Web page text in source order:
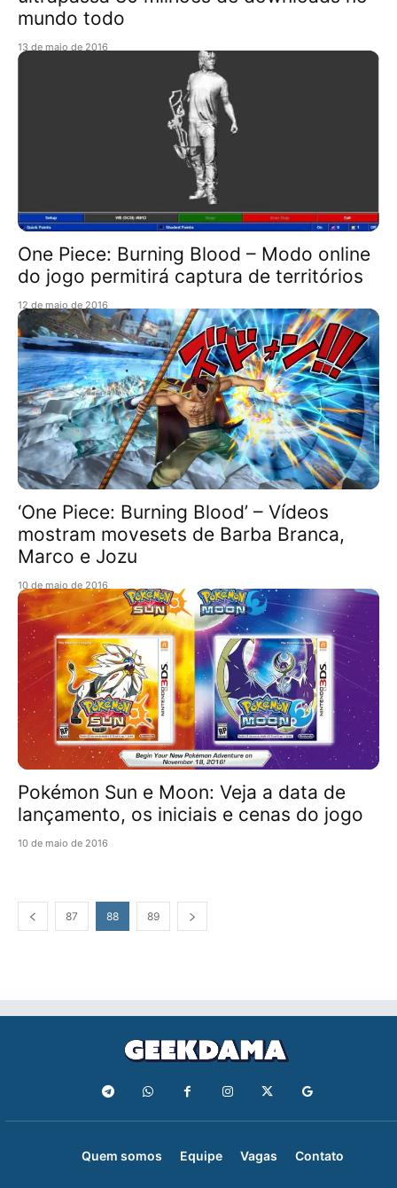
mundo todo
13 de maio de 2016
One Piece: Burning Blood – Modo online
do jogo permitirá captura de territórios
12 de maio de 2016
‘One Piece: Burning Blood’ – Vídeos
mostram movesets de Barba Branca,
Marco e Jozu
10 de maio de 2016
Pokémon Sun e Moon: Veja a data de
lançamento, os iniciais e cenas do jogo
10 de maio de 2016
87 88 89
Quem somos Equipe Vagas Contato